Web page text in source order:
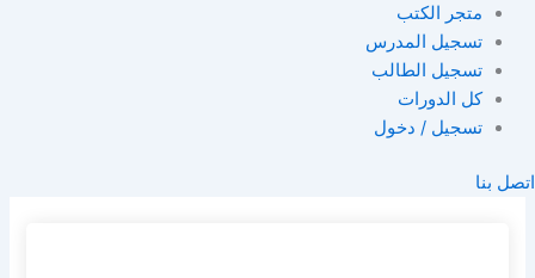
متجر الكتب
تسجيل المدرس
تسجيل الطالب
كل الدورات
تسجيل / دخول
اتصل بنا